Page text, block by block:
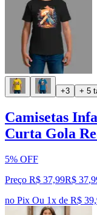
+3 + 5
Camisetas
Curta Gola
5% OFF
Preço R$ 37,99R$ 37,
no Pix Ou 1x de R$